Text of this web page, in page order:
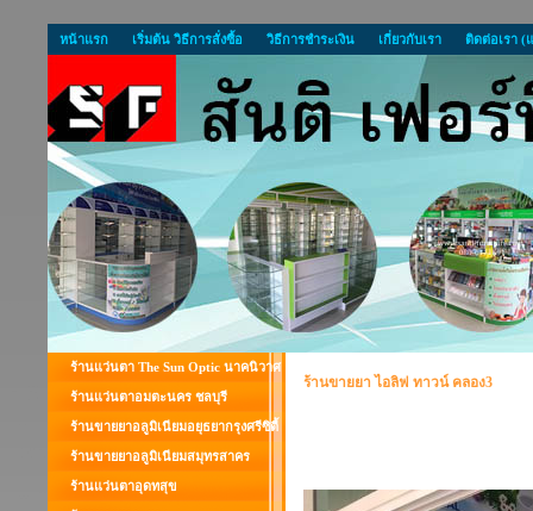
หน้าแรก เริ่มต้น วิธีการสั่งซื้อ วิธีการชำระเงิน เกี่ยวกับเรา ติดต่อเรา (
ร้านแว่นตา The Sun Optic นาคนิวาศ
ร้านแว่นตาอมตะนคร ชลบุรี
ร้านขายยาอลูมิเนียมอยุธยากรุงศรีซิตี้
ร้านขายยาอลูมิเนียมสมุทรสาคร
ร้านแว่นตาอุดทสุข
ร้านขายยา ไอลิฟ ทาวน์ คลอง3